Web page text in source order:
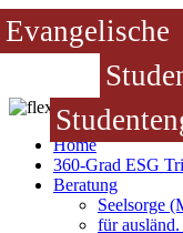
Evangelische
Home
360-Grad ESG
Beratung
Seelsorge
für